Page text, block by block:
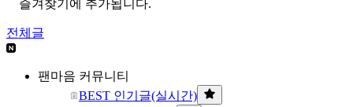
즐겨찾기에 추가됩니다.
전체글
팬마음 커뮤니티
BEST 인기글(실시간)